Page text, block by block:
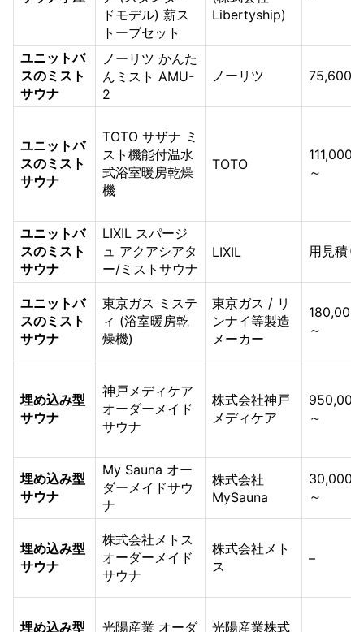
ドモデル) 薪ス
トーブセット
Libertyship)
ユニットバ
スのミスト
サウナ
ノーリツ かんた
んミスト AMU-
2
ノーリツ 75,600円
ユニットバ
スのミスト
サウナ
TOTO サザナ ミ
スト機能付温水
式浴室暖房乾燥
機
TOTO
111,000
～
ユニットバ
スのミスト
サウナ
LIXIL スパージ
ュ アクアシアタ
ー/ミストサウナ
LIXIL 用見積り
ユニットバ
スのミスト
サウナ
東京ガス ミステ
ィ (浴室暖房乾
燥機)
東京ガス / リ
ンナイ等製造
メーカー
180,000
～
埋め込み型
サウナ
神戸メディケア
オーダーメイド
サウナ
株式会社神戸
メディケア
950,000
～
埋め込み型
サウナ
My Sauna オー
ダーメイドサウ
ナ
株式会社
MySauna
30,000
～
埋め込み型
サウナ
株式会社メトス
オーダーメイド
サウナ
株式会社メト
ス
–
埋め込み型 光陽産業 オーダ 光陽産業株式